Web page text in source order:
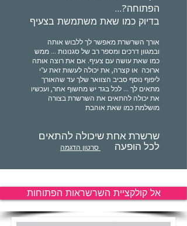
הפתוחה?...
בדיוק כמו שאת משתמשת בצעיף
אורך השרשרת מאפשר לך ללבוש אותה
ובמגוון דרכים ומספר רב של סגנונות ... ממש
כמו שאת עושה עם צעיף. אם את רוצה אותה
ארוכה או קצרה, את יכולה לעשות זאת ע"י
ליפוף נוסף סביב הצוואר שלך עד שהאורך
מתאים לך ... לכל בגד יש מחשוף אחר, ועכשיו
את יכולה להתאים את השרשרת בצורה
מושלמת כמו שאת אוהבת
שרשרת אחת שיכולה להתאים
לכל הופעה
סרטון הדגמה
אל קולקציית השרשראות הפתוחות